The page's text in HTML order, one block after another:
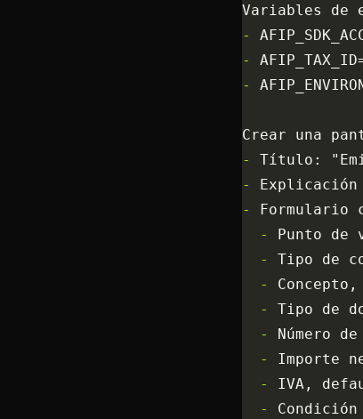
Variables de
-
-
-
Crear una
-
Título:
-
-
Formulario
  -
Punto de
  -
Tipo de
  -
  -
Tipo de
  -
Número
  -
Importe
  -
IVA,
  -